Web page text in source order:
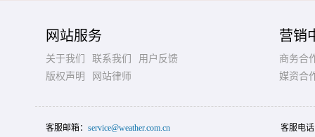
网站服务
关于我们 联系我们
用户反馈
版权声明
网站律师
营销
商务合
媒资合
客服邮箱： service@weather.com.cn 客服电